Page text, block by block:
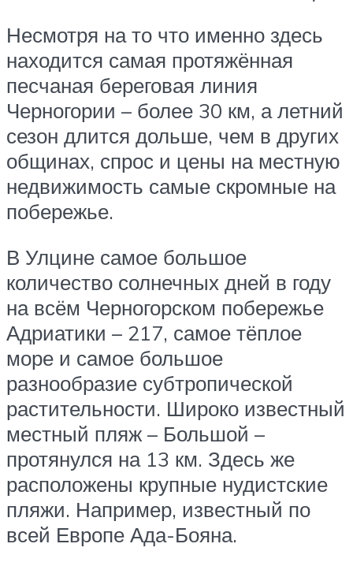
Несмотря на то что именно здесь
находится самая протяжённая
песчаная береговая линия
Черногории – более 30 км, а летний
сезон длится дольше, чем в других
общинах, спрос и цены на местную
недвижимость самые скромные на
побережье.
В Улцине самое большое
количество солнечных дней в году
на всём Черногорском побережье
Адриатики – 217, самое тёплое
море и самое большое
разнообразие субтропической
растительности. Широко известный
местный пляж – Большой –
протянулся на 13 км. Здесь же
расположены крупные нудистские
пляжи. Например, известный по
всей Европе Ада-Бояна.